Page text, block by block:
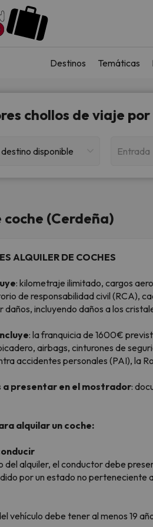
Destinos Temáticas
chollos de viaje
disponible Entrada
(Cerdeña)
ALQUILER DE COCHES
: kilometraje ilimitado, cargos
de responsabilidad civil (RCA),
daños, incluyendo daños a los
: la franquicia de 1600€
airbags, cinturones de
accidentes personales (PAI), la
a presentar en el mostrador:
alquilar un coche:
del alquiler, el conductor debe
por un estado no perteneciente
vehículo debe tener al menos 19